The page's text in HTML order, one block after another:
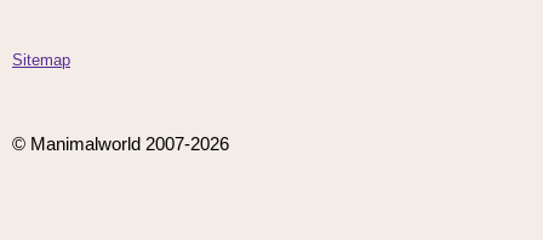
Sitemap
© Manimalworld 2007-2026